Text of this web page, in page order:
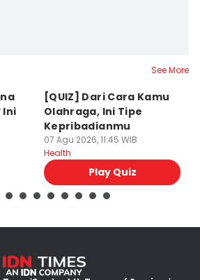
See More
Ini
[QUIZ] Dari Cara Kamu
Olahraga, Ini Tipe
Kepribadianmu
07 Agu 2026, 11:45 WIB
Health
Play Quiz